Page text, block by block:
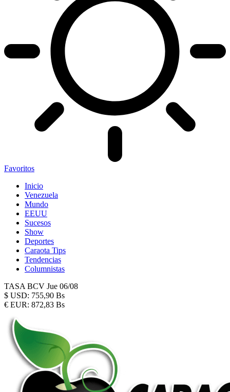
Favoritos
Inicio
Venezuela
Mundo
EEUU
Sucesos
Show
Deportes
Caraota Tips
Tendencias
Columnistas
TASA BCV Jue 06/08
$ USD: 755,90 Bs
€ EUR: 872,83 Bs